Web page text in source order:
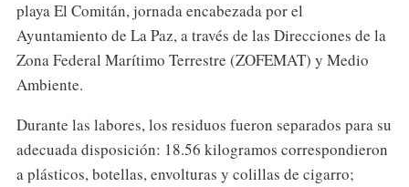
playa El Comitán, jornada encabezada por el
Ayuntamiento de La Paz, a través de las Direcciones de la
Zona Federal Marítimo Terrestre (ZOFEMAT) y Medio
Ambiente.
Durante las labores, los residuos fueron separados para su
adecuada disposición: 18.56 kilogramos correspondieron
a plásticos, botellas, envolturas y colillas de cigarro;